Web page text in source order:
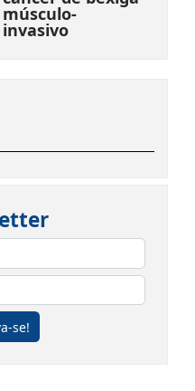
músculo-
invasivo
se!